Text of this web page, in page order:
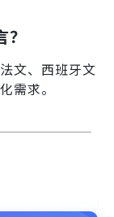
文、西班牙文
需求。